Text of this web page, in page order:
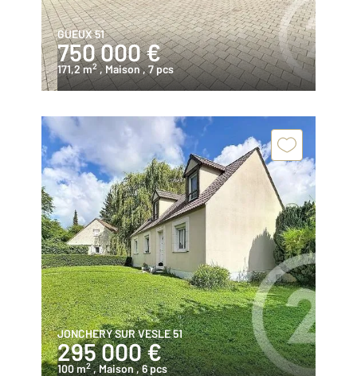
GUEUX 51
750 000 €
171,2 m2 , Maison, 7 pcs
JONCHERY SUR VESLE 51
295 000 €
100 m2 , Maison, 6 pcs